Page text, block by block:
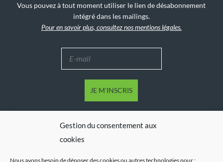
Gestion du consentement aux
cookies
Nous avons besoin de déposer des cookies ou autres technologies pour :
Vous pouvez à tout moment utiliser le lien de désabonnement
intégré dans les mailings.
Pour en savoir plus, consultez nos mentions légales.